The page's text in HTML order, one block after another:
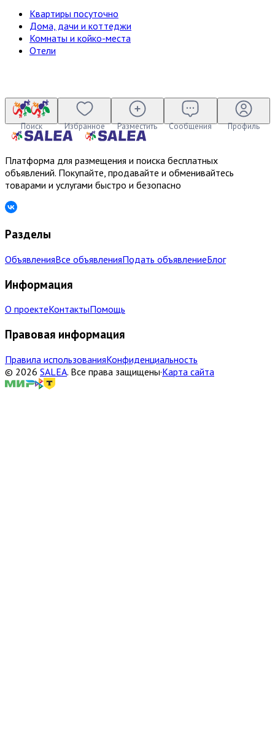
Квартиры посуточно
Дома, дачи и коттеджи
Комнаты и койко-места
Отели
Поиск Избранное Разместить Сообщения Профиль
Платформа для размещения и поиска бесплатных
объявлений. Покупайте, продавайте и обменивайтесь
товарами и услугами быстро и безопасно
Разделы
ОбъявленияВсе объявленияПодать объявлениеБлог
Информация
О проектеКонтактыПомощь
Правовая информация
Правила использованияКонфиденциальность
© 2026 SALEA. Все права защищены·Карта сайта